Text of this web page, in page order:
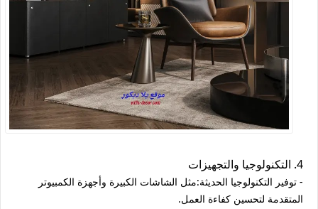
4. التكنولوجيا والتجهيزات
- توفير التكنولوجيا الحديثة:مثل الشاشات الكبيرة وأجهزة الكمبيوتر
المتقدمة لتحسين كفاءة العمل.